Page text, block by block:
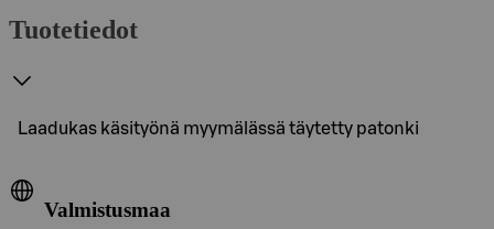
Tuotetiedot
Laadukas käsityönä myymälässä täytetty patonki
Valmistusmaa